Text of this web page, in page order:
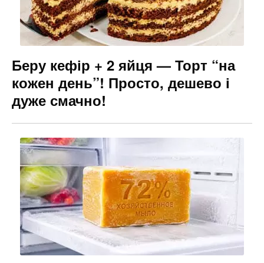
Беру кефір + 2 яйця — Торт “на
кожен день”! Просто, дешево і
дуже смачно!